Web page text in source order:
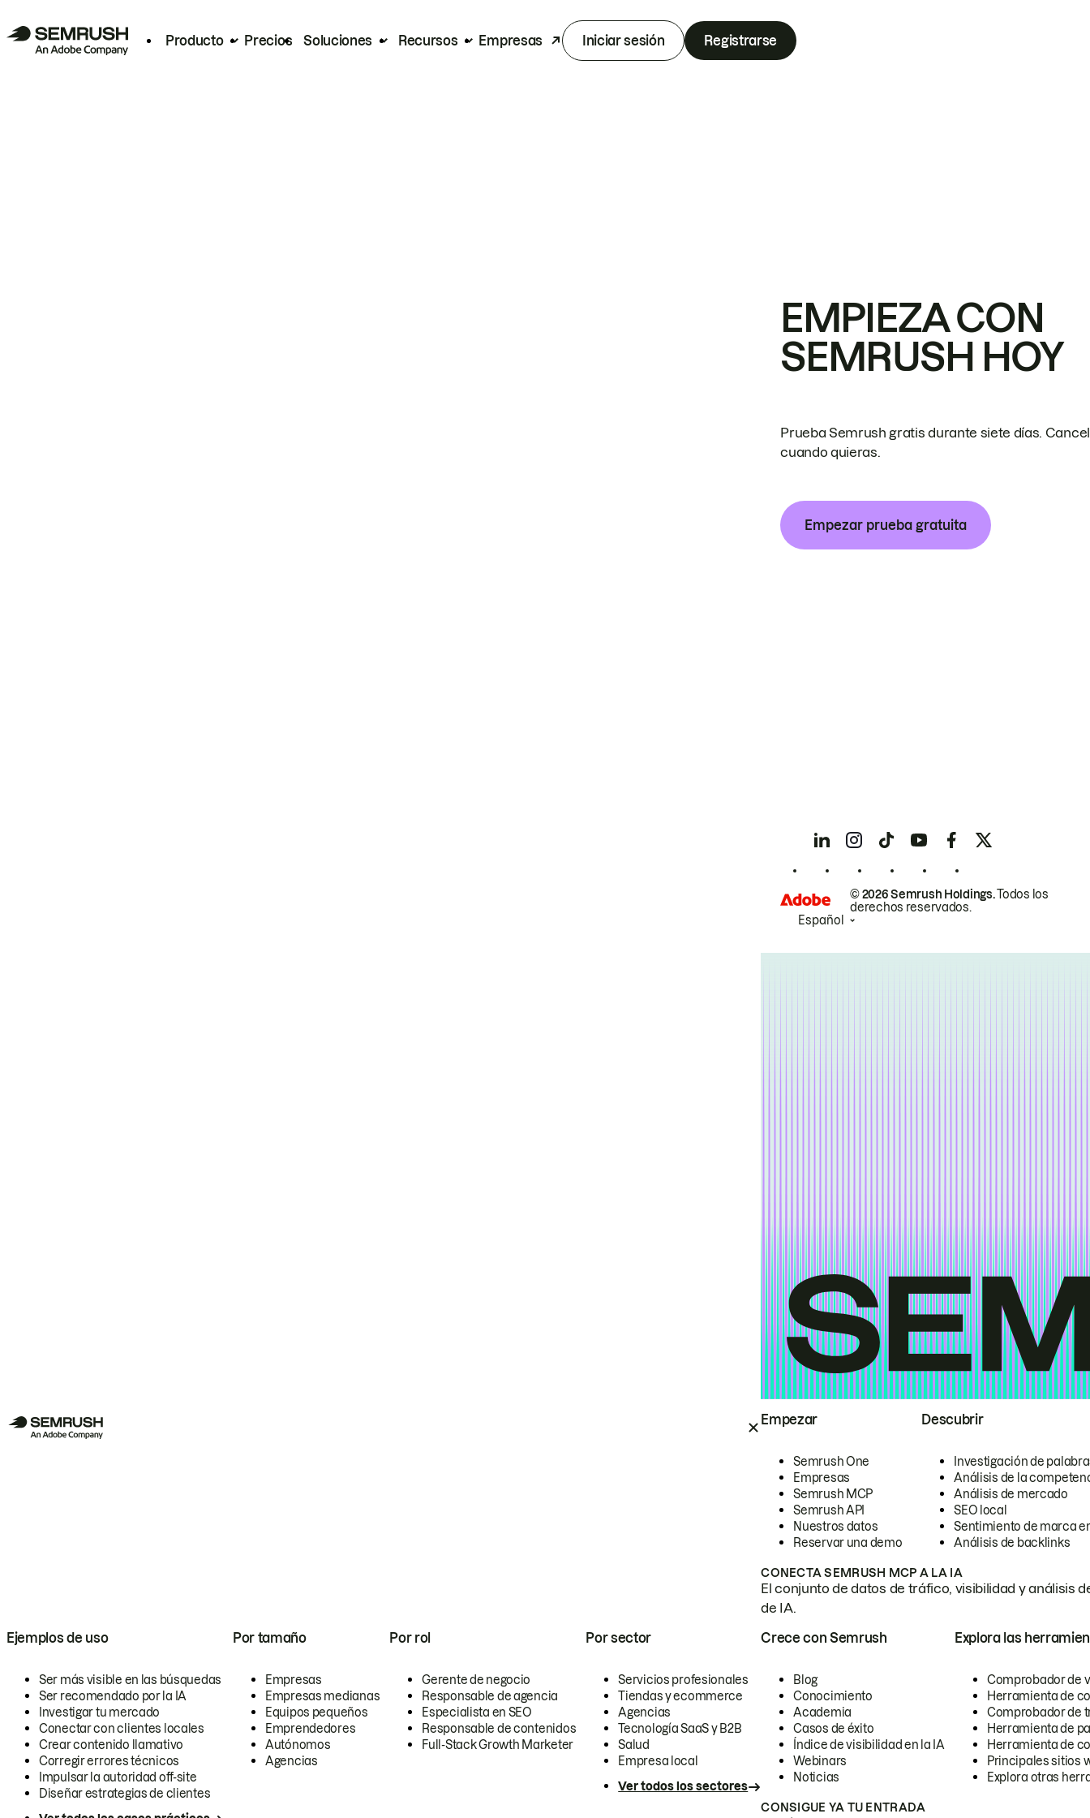
Producto Precios Soluciones Recursos Empresas Iniciar sesión Registrarse
Empezar
Semrush One
Empresas
Semrush MCP
Semrush API
Nuestros datos
Reservar una demo
Descubrir
Investigación de
Análisis de la
Análisis de mercado
SEO local
Sentimiento de marca
Análisis de backlinks
CONECTA SEMRUSH MCP A LA IA
El conjunto de datos de tráfico, visibilidad y análisis
de IA.
Ejemplos de uso
Ser más visible en las búsquedas
Ser recomendado por la IA
Investigar tu mercado
Conectar con clientes locales
Crear contenido llamativo
Corregir errores técnicos
Impulsar la autoridad off-site
Diseñar estrategias de clientes
Por tamaño
Empresas
Empresas medianas
Equipos pequeños
Emprendedores
Autónomos
Agencias
Por rol
Gerente de negocio
Responsable de agencia
Especialista en SEO
Responsable de contenidos
Full-Stack Growth Marketer
Por sector
Servicios profesionales
Tiendas y ecommerce
Agencias
Tecnología SaaS y B2B
Salud
Empresa local
Ver todos los sectores
Crece con Semrush
Blog
Conocimiento
Academia
Casos de éxito
Índice de visibilidad en la IA
Webinars
Noticias
Explora las
Comprobador de
Herramienta de
Comprobador de
Herramienta de
Herramienta de
Principales sitios
Explora otras
CONSIGUE YA TU ENTRADA
EMPIEZA CON
SEMRUSH HOY
Prueba Semrush gratis durante siete días.
cuando quieras.
Empezar prueba gratuita
© 2026 Semrush Holdings.Todos los
derechos reservados.
Español